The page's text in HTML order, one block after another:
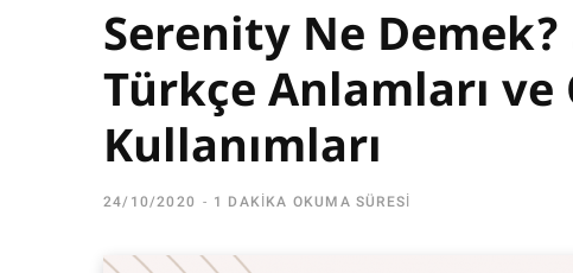
Serenity Ne
Türkçe Anlamları ve
Kullanımları
24/10/2020 1 DAKIKA OKUMA SÜRESI